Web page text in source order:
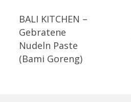
BALI KITCHEN –
Gebratene
Nudeln Paste
(Bami Goreng)